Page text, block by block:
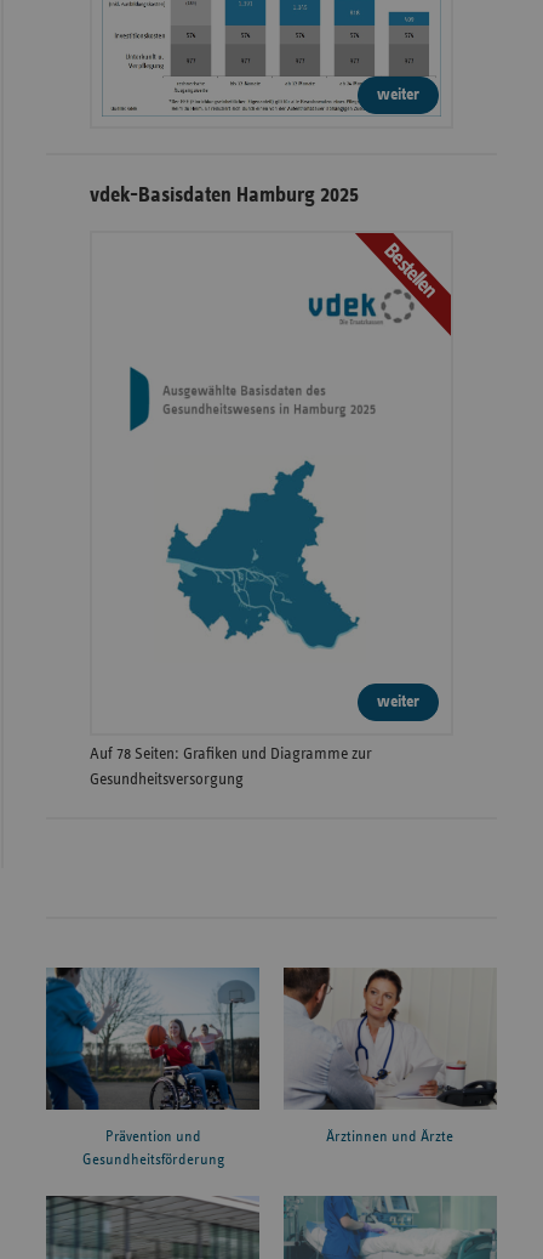
weiter
vdek-Basisdaten Hamburg 2025
Bestellen
weiter
Auf 78 Seiten: Grafiken und Diagramme zur
Gesundheitsversorgung
Prävention und
Gesundheitsförderung
Ärztinnen und Ärzte